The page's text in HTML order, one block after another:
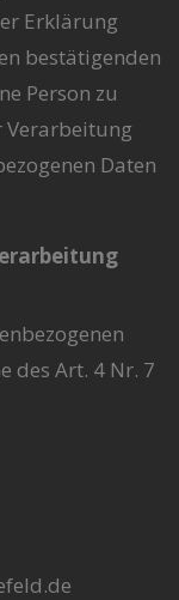
Erklärung
bestätigenden
Person zu
Verarbeitung
Daten
des Art. 4 Nr. 7